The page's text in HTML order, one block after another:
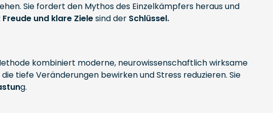
Sie fordert den Mythos des Einzelkämpfers heraus und
Freude und klare Zielesind der Schlüssel.
kombiniert moderne, neurowissenschaftlich wirksame
die tiefe Veränderungen bewirken und Stress reduzieren. Sie
g.